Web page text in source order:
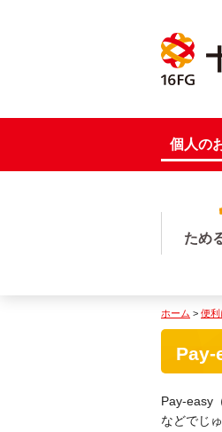
個人の
ため
ホーム > 便利
Pay-
Pay-easy
などでじ